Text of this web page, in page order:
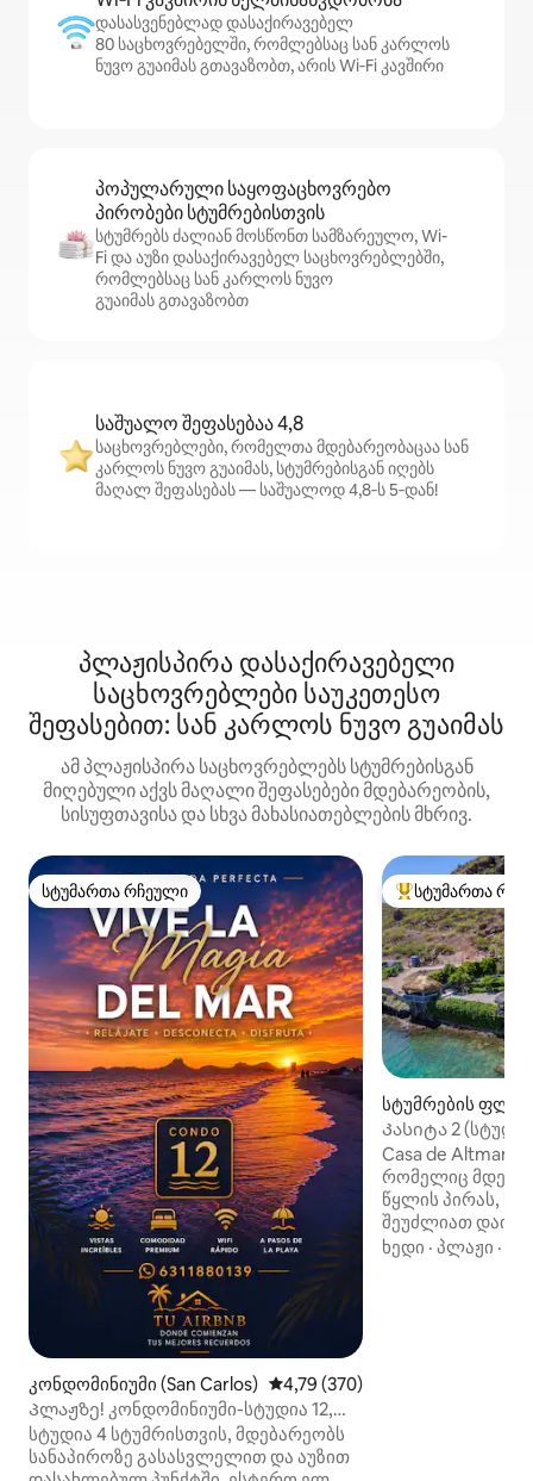
დასასვენებლად დასაქირავებელ
80 საცხოვრებელში, რომლებსაც სან კარლოს
ნუვო გუაიმას გთავაზობთ, არის Wi‑Fi კავშირი
პოპულარული საყოფაცხოვრებო
პირობები სტუმრებისთვის
სტუმრებს ძალიან მოსწონთ სამზარეულო, Wi-
Fi და აუზი დასაქირავებელ საცხოვრებლებში,
რომლებსაც სან კარლოს ნუვო
გუაიმას გთავაზობთ
საშუალო შეფასებაა 4,8
საცხოვრებლები, რომელთა მდებარეობაცაა სან
კარლოს ნუვო გუაიმას, სტუმრებისგან იღებს
მაღალ შეფასებას — საშუალოდ 4,8‑ს 5‑დან!
პლაჟისპირა დასაქირავებელი
საცხოვრებლები საუკეთესო
შეფასებით: სან კარლოს ნუვო გუაიმას
ამ პლაჟისპირა საცხოვრებლებს სტუმრებისგან
მიღებული აქვს მაღალი შეფასებები მდებარეობის,
სისუფთავისა და სხვა მახასიათებლების მხრივ.
სტუმართა რჩეული
სტუმართა რჩეული
კონდომინიუმი (San Carlos) საშუალო შეფასებაა 5‑დან
4,79 (370)
Პლაჟზე! კონდომინიუმი-სტუდია 12,
სან-კარლოსი, სონორა
სტუდია 4 სტუმრისთვის, მდებარეობს
სანაპიროზე გასასვლელით და აუზით
სტუმართა
სტუმართა
სტუმრების
ლოს ნუვო
Კასიტა 2
Casa de Altman
რომელიც
წყლის პირას,
შეუძლიათ
გაისეირნონ
ხედი ·პლაჟი ·